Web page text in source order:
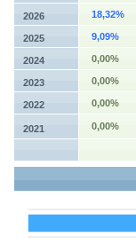
2026 18,32%
2025 9,09%
2024 0,00%
2023 0,00%
2022 0,00%
2021 0,00%